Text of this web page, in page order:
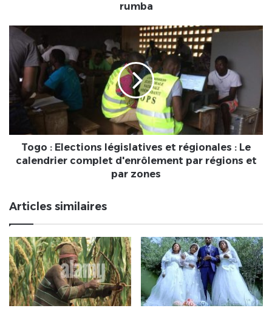
devient
musée
de
rumba
rumba
Togo
Elections
législatives
et
régionales
calendrier
complet
d'enrôlement
par
zones
Togo : Elections législatives et régionales : Le
calendrier complet d'enrôlement par régions et
par zones
Articles similaires